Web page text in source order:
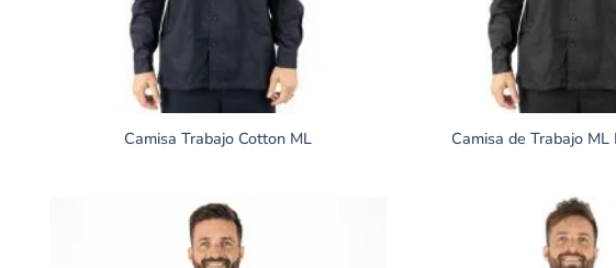
Camisa Trabajo Cotton ML Camisa de Trabajo